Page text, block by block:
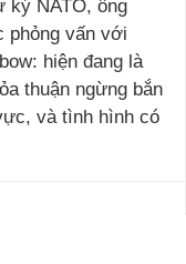
ký NATO, ông
phỏng vấn với
hiện đang là
thuận ngừng bắn
và tình hình có